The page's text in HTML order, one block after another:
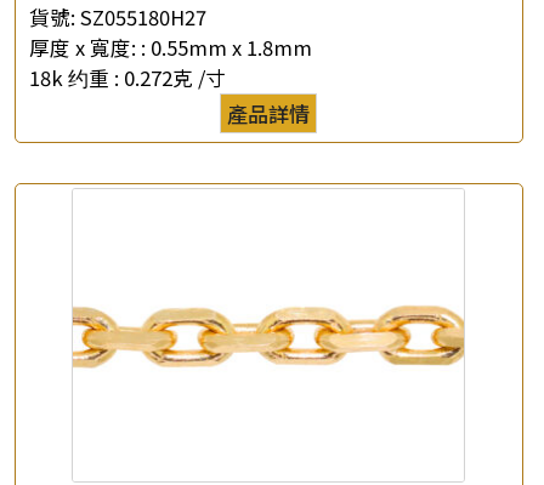
貨號: SZ055180H27
厚度 x 寬度: : 0.55mm x 1.8mm
18k 约重 : 0.272克 /寸
產品詳情